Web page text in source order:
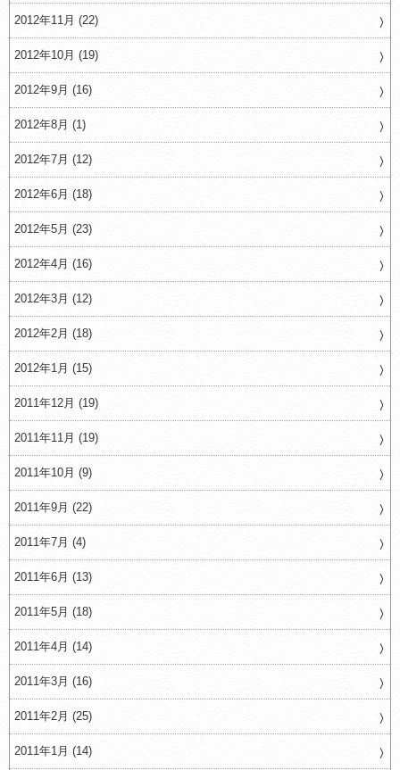
2012年11月 (22)
2012年10月 (19)
2012年9月 (16)
2012年8月 (1)
2012年7月 (12)
2012年6月 (18)
2012年5月 (23)
2012年4月 (16)
2012年3月 (12)
2012年2月 (18)
2012年1月 (15)
2011年12月 (19)
2011年11月 (19)
2011年10月 (9)
2011年9月 (22)
2011年7月 (4)
2011年6月 (13)
2011年5月 (18)
2011年4月 (14)
2011年3月 (16)
2011年2月 (25)
2011年1月 (14)